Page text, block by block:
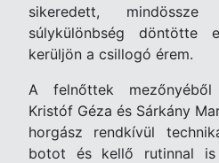
sikeredett,
súlykülönbség döntötte
kerüljön a csillogó érem.
A felnőttek mezőnyéből
Kristóf Géza és Sárkány
horgász rendkívül
botot és kellő rutinnal is